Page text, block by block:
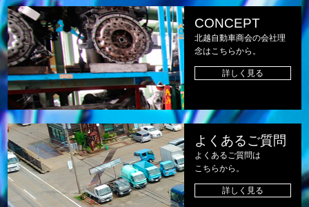
CONCEPT
北越自動車商会の会社理
念はこちらから。
詳しく見る
よくあるご質問
よくあるご質問は
こちらから。
詳しく見る